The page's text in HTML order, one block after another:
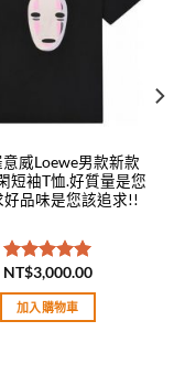
威Loewe男款新款
短袖T恤.好質量是您
好品味是您該追求!!
評分5.00
滿分 5
NT$3,000.00
加入購物車